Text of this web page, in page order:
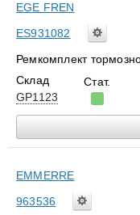
EGE FREN
ES931082
Ремкомплект
Склад
GP1123
Стат.
EMMERRE
963536